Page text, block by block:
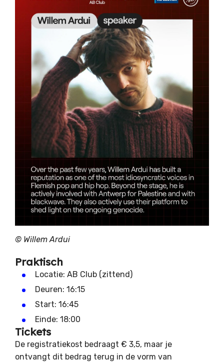
© Willem Ardui
Praktisch
Locatie: AB Club (zittend)
Deuren: 16:15
Start: 16:45
Einde: 18:00
Tickets
De registratiekost bedraagt € 3,5, maar je
ontvangt dit bedrag terug in de vorm van